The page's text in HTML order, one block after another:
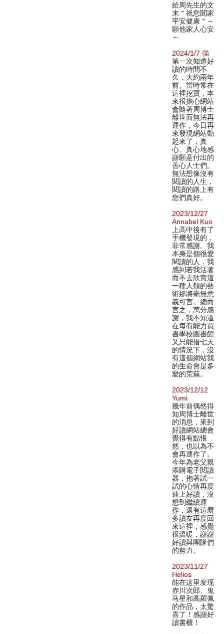
給周先生的文
末＂祝您闔家
平安健康＂～
願他家人心安
～
2024/1/7 強
第一次知道好
讀的時間不
久，大約兩年
前。當時常在
這裡挖寶，本
來很擔心網站
會隨著周博士
離世而無法再
運作，今日再
來發現網站動
起來了，真
心、真心地感
謝願意付出的
善心人士們。
無法想像沒有
閱讀的人生，
閱讀的路上有
您們真好。
2023/12/27
Annabel Kuo
上高中後有了
手機發現的，
非常感謝。我
本身是個很愛
閱讀的人，我
感到若我活著
而不去欣賞這
一種人類的藝
術那將毫無意
義可言。總而
言之，萬分感
謝，我不知道
在每有能力買
書學校圖書館
又只能借七天
的情況下，沒
有這個網站我
的生命會是多
麼的荒蕪。
2023/12/12
Yumi
幾年前偶然得
知周博士離世
的消息，來到
好讀網站總會
覺得有點悵
然，也以為不
會再運作了。
今年為老父親
添購電子閱讀
器，抱著試一
試的心情再度
連上好讀，沒
想到繼續運
作，還有這麼
多讀友再度回
來這裡，感覺
很溫暖，謝謝
好讀與團隊們
的努力。
2023/11/27
Helios
能在这里发现
赤川次郎、鬼
马星和高羅佩
的作品，太驚
喜了！感謝好
讀書櫃！